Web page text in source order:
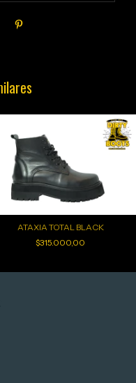
ATAXIA TOTAL BLACK
$315.000,00